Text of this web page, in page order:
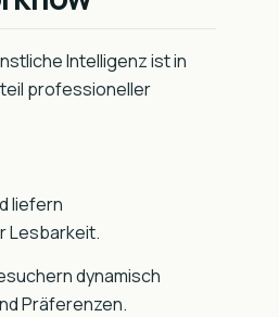
Intelligenz ist in
professioneller
liefern
Lesbarkeit.
dynamisch
Präferenzen.